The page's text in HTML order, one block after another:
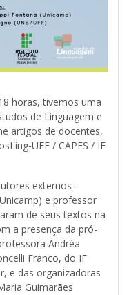
horas, tivemos uma
de Linguagem e
artigos de docentes,
UFF / CAPES / IF
externos –
e professor
de seus textos na
a presença da pró-
Andréa
Franco, do IF
e das organizadoras
Guimarães